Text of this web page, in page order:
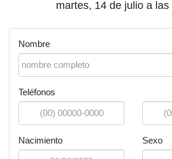
martes, 14 de julio a las
Nombre
Teléfonos
Nacimiento Sexo